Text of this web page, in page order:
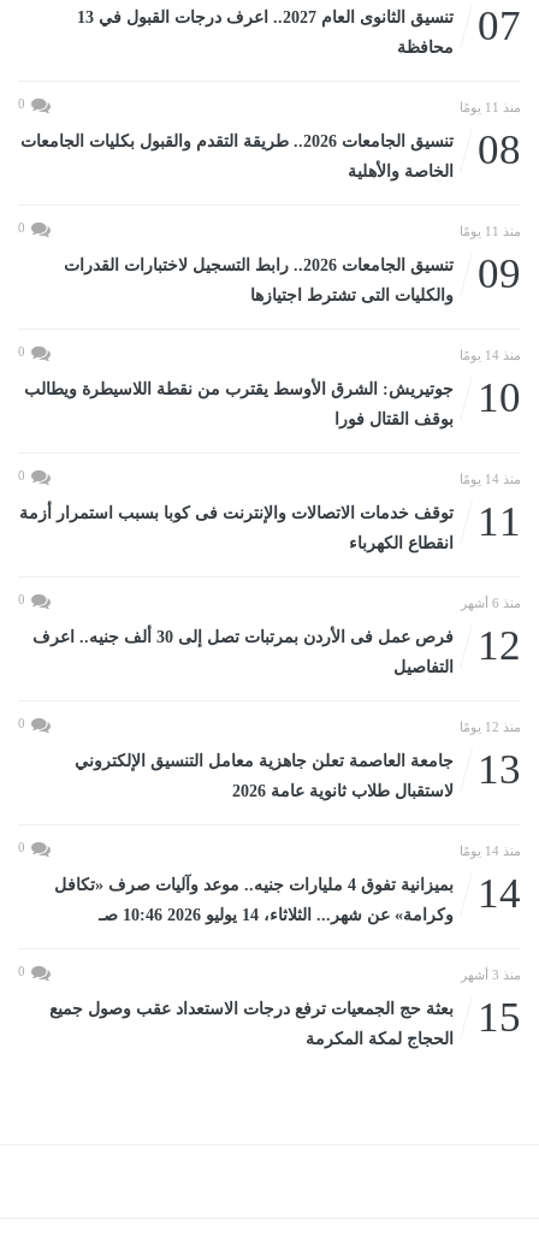
07
تنسيق الثانوى العام 2027.. اعرف درجات القبول في 13
محافظة
منذ 11 يومًا 0
08
تنسيق الجامعات 2026.. طريقة التقدم والقبول بكليات الجامعات
الخاصة والأهلية
منذ 11 يومًا 0
09
تنسيق الجامعات 2026.. رابط التسجيل لاختبارات القدرات
والكليات التى تشترط اجتيازها
منذ 14 يومًا 0
10
جوتيريش: الشرق الأوسط يقترب من نقطة اللاسيطرة ويطالب
بوقف القتال فورا
منذ 14 يومًا 0
11
توقف خدمات الاتصالات والإنترنت فى كوبا بسبب استمرار أزمة
انقطاع الكهرباء
منذ 6 أشهر 0
12
فرص عمل فى الأردن بمرتبات تصل إلى 30 ألف جنيه.. اعرف
التفاصيل
منذ 12 يومًا 0
13
جامعة العاصمة تعلن جاهزية معامل التنسيق الإلكتروني
لاستقبال طلاب ثانوية عامة 2026
منذ 14 يومًا 0
14
بميزانية تفوق 4 مليارات جنيه.. موعد وآليات صرف «تكافل
وكرامة» عن شهر... الثلاثاء، 14 يوليو 2026 10:46 صـ
منذ 3 أشهر 0
15
بعثة حج الجمعيات ترفع درجات الاستعداد عقب وصول جميع
الحجاج لمكة المكرمة